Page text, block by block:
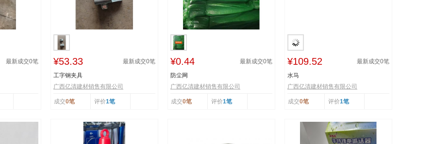
最新成交0笔 ¥53.33 最新成交0笔
工字钢夹具
广西亿清建材销售有限公司
成交0笔 评价1笔
¥0.44 最新成交0笔
防尘网
广西亿清建材销售有限公司
成交0笔 评价1笔
¥109.52 最新成交0笔
水马
广西亿清建材销售有限公司
成交0笔 评价1笔